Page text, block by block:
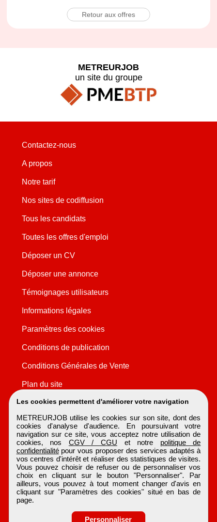
Retour aux offres
Les cookies permettent d'améliorer votre navigation
METREURJOB utilise les cookies sur son site, dont des
cookies d'analyse d'audience. En poursuivant votre
navigation sur ce site, vous acceptez notre utilisation de
cookies, nos CGV / CGU et notre politique de
confidentialitépour vous proposer des services adaptés à
vos centres d'intérêt et réaliser des statistiques de visites.
Vous pouvez choisir de refuser ou de personnaliser vos
choix en cliquant sur le bouton "Personnaliser". Par
ailleurs, vous pouvez à tout moment changer d'avis en
cliquant sur "Paramètres des cookies" situé en bas de
page.
Personnaliser
METREURJOB
un site du groupe
Contactez-nous
A propos
Notre tarif
Nos sites de codiffusion
Tous les candidats
Toutes les offres d'emploi
Déposer un CV
Déposer une annonce
Témoignages utilisateurs
Informations légales
Paramètres des cookies
Conditions de publication
Conditions Générales de Vente
Plan du site